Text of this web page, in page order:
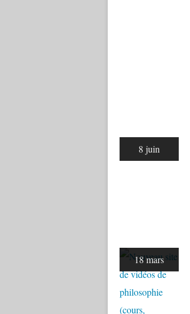
8 juin
18 mars